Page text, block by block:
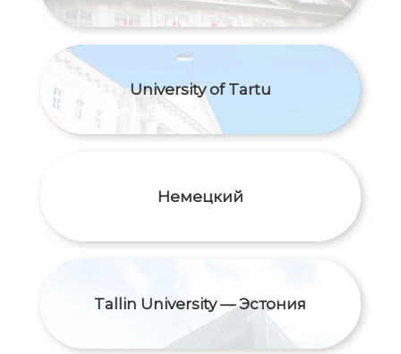
University of Tartu
Немецкий
Tallin University — Эстония